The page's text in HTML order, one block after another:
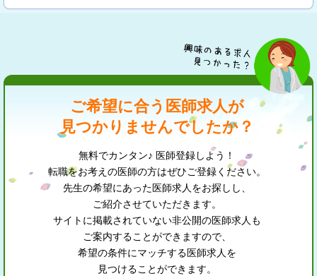
ご希望に合う医師求人が
見つかりませんでしたか？
無料でカンタン♪ 医師登録しよう！
転職をお考えの医師の方はぜひご登録ください。
先生の希望にあった医師求人をお探しし、
ご紹介させていただきます。
サイトに掲載されていない非公開の医師求人も
ご案内することができますので、
希望の条件にマッチする医師求人を
見つけることができます。